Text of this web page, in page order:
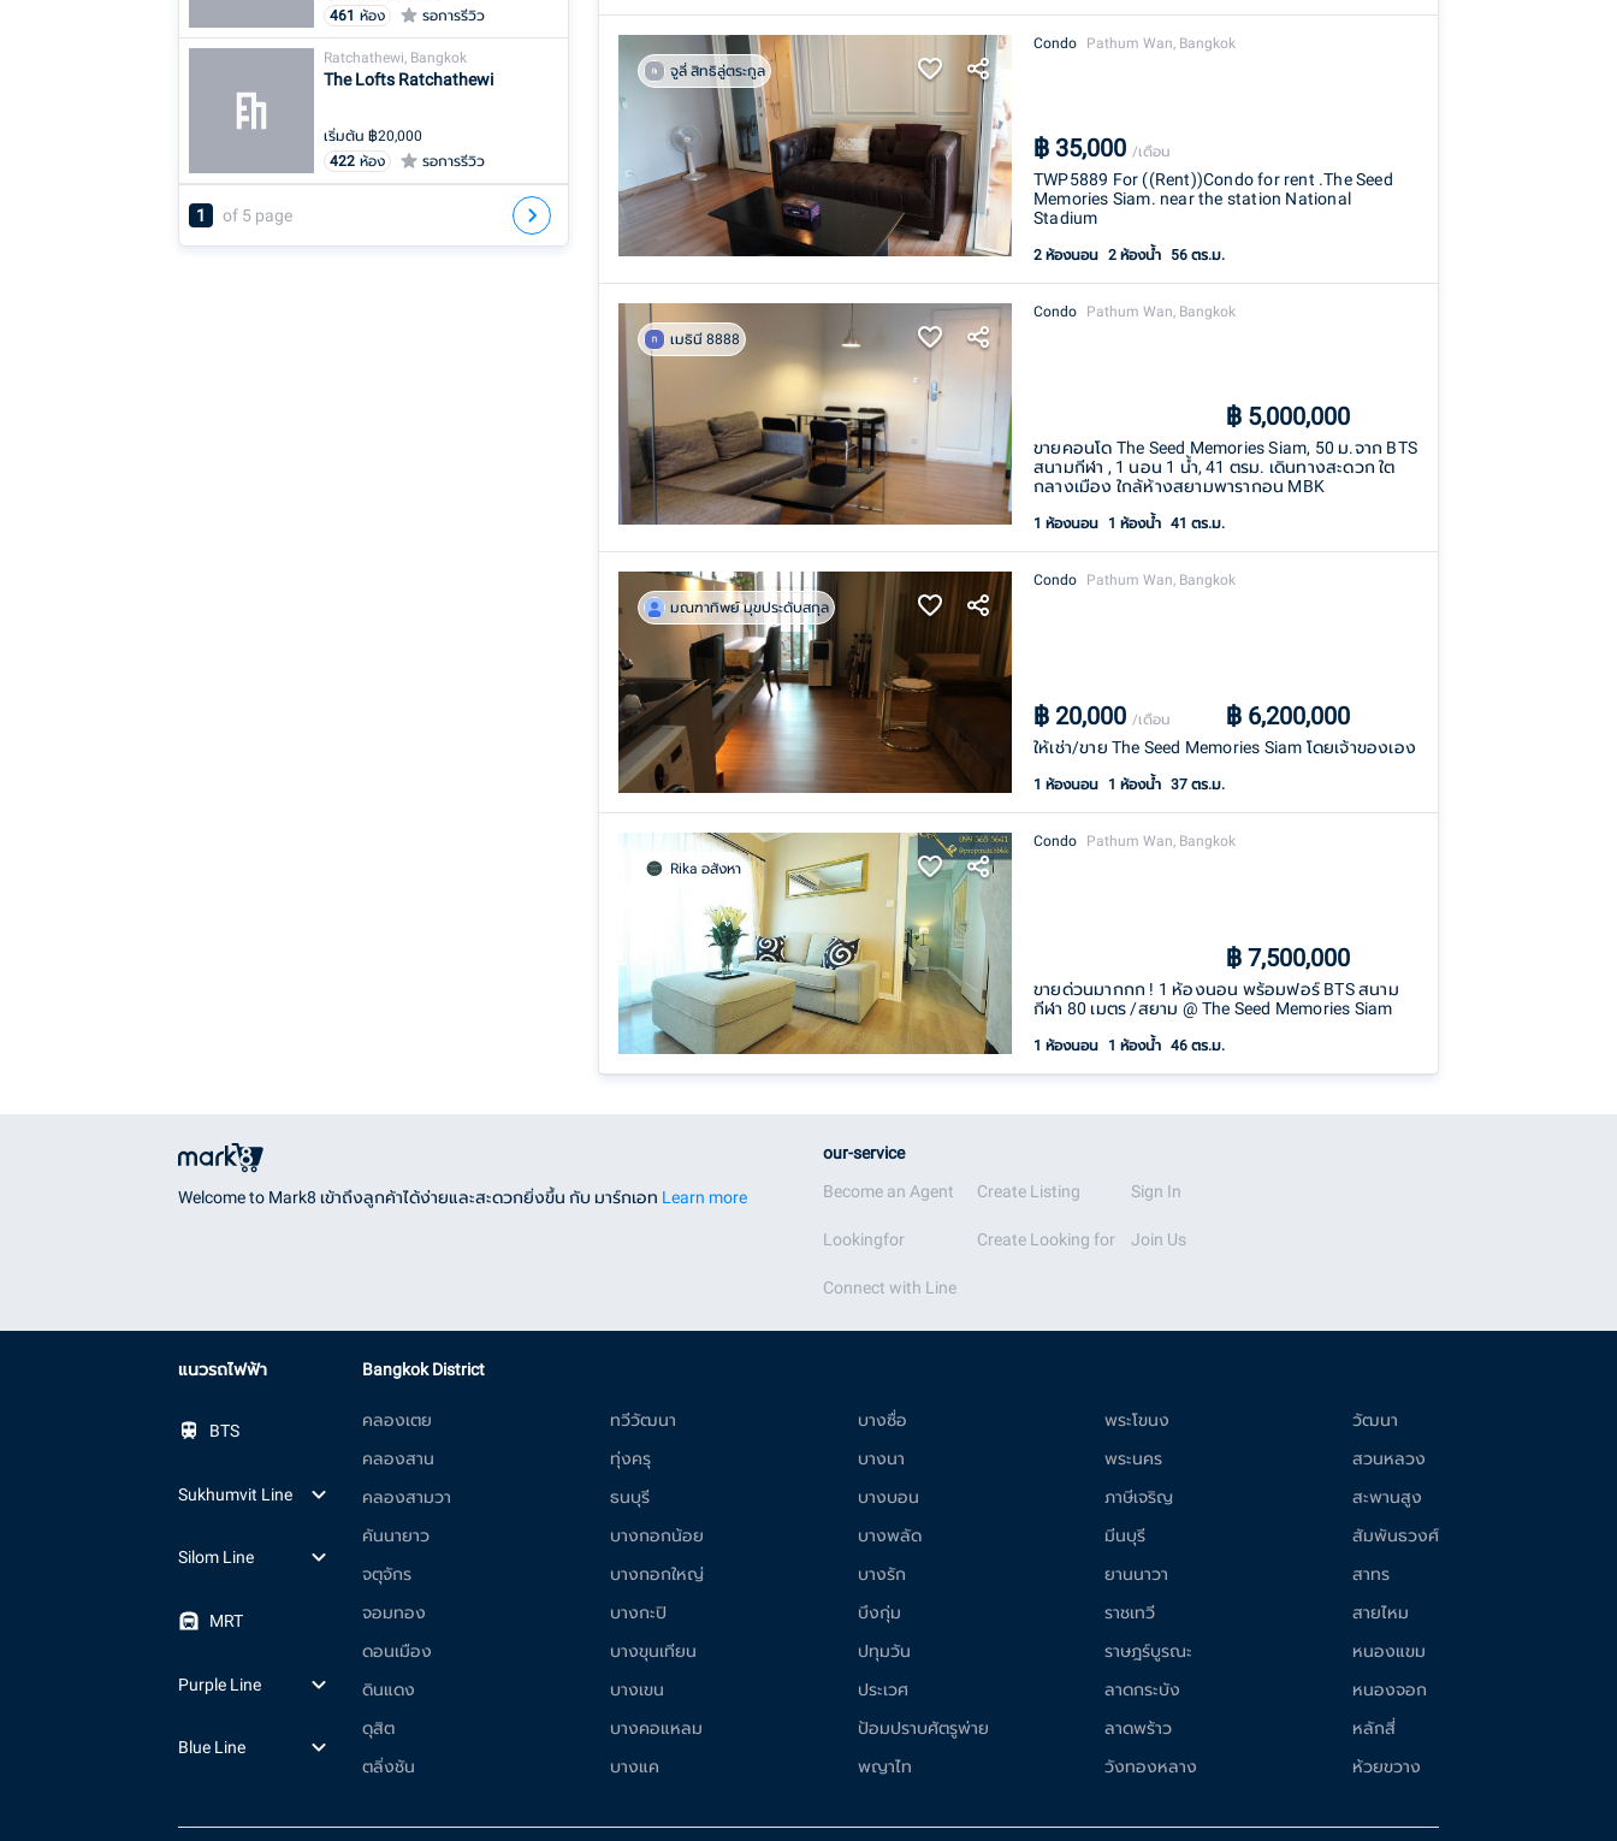
461 ห้อง รอการรีวิว
Ratchathewi, Bangkok
The Lofts Ratchathewi
เริ่มต้น ฿20,000
422 ห้อง รอการรีวิว
1 of 5 page
จูลี่ สิทธิลู่ตระกูล
Condo Pathum Wan, Bangkok
฿ 35,000 /เดือน
TWP5889 For ((Rent))Condo for rent .The Seed
Memories Siam. near the station National
Stadium
2 ห้องนอน 2 ห้องน้ำ 56 ตร.ม.
เมธินี 8888
Condo Pathum Wan, Bangkok
฿ 5,000,000
ขายคอนโด The Seed Memories Siam, 50 ม.จาก BTS
สนามกีฬา , 1 นอน 1 น้ำ, 41 ตรม. เดินทางสะดวก ใต
กลางเมือง ใกล้ห้างสยามพารากอน MBK
1 ห้องนอน 1 ห้องน้ำ 41 ตร.ม.
มณฑาทิพย์ มุขประดับสกุล
Condo Pathum Wan, Bangkok
฿ 20,000 /เดือน ฿ 6,200,000
ให้เช่า/ขาย The Seed Memories Siam โดยเจ้าของเอง
1 ห้องนอน 1 ห้องน้ำ 37 ตร.ม.
Rika อสังหา
Condo Pathum Wan, Bangkok
฿ 7,500,000
ขายด่วนมากกก ! 1 ห้องนอน พร้อมฟอร์ BTS สนาม
กีฬา 80 เมตร /สยาม @ The Seed Memories Siam
1 ห้องนอน 1 ห้องน้ำ 46 ตร.ม.
Welcome to Mark8 เข้าถึงลูกค้าได้ง่ายและสะดวกยิ่งขึ้น กับ มาร์กเอท Learn more
our-service
Become an Agent
Lookingfor
Connect with Line
Create Listing
Create Looking for
Sign In
Join Us
แนวรถไฟฟ้า
BTS
Sukhumvit Line
Silom Line
MRT
Purple Line
Blue Line
Bangkok District
คลองเตย
คลองสาน
คลองสามวา
คันนายาว
จตุจักร
จอมทอง
ดอนเมือง
ดินแดง
ดุสิต
ตลิ่งชัน
ทวีวัฒนา
ทุ่งครุ
ธนบุรี
บางกอกน้อย
บางกอกใหญ่
บางกะปิ
บางขุนเทียน
บางเขน
บางคอแหลม
บางแค
บางซื่อ
บางนา
บางบอน
บางพลัด
บางรัก
บึงกุ่ม
ปทุมวัน
ประเวศ
ป้อมปราบศัตรูพ่าย
พญาไท
พระโขนง
พระนคร
ภาษีเจริญ
มีนบุรี
ยานนาวา
ราชเทวี
ราษฎร์บูรณะ
ลาดกระบัง
ลาดพร้าว
วังทองหลาง
วัฒนา
สวนหลวง
สะพานสูง
สัมพันธวงศ์
สาทร
สายไหม
หนองแขม
หนองจอก
หลักสี่
ห้วยขวาง